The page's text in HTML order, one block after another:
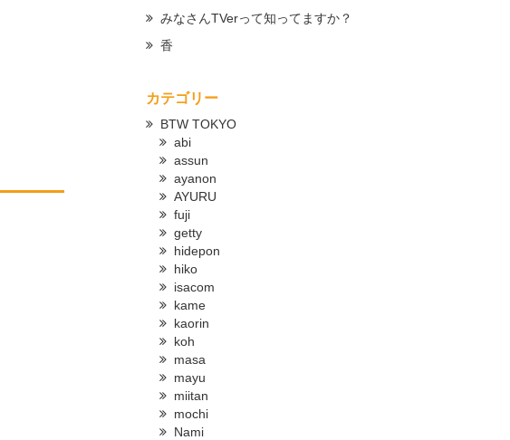
みなさんTVerって知ってますか？
香
カテゴリー
BTW TOKYO
abi
assun
ayanon
AYURU
fuji
getty
hidepon
hiko
isacom
kame
kaorin
koh
masa
mayu
miitan
mochi
Nami